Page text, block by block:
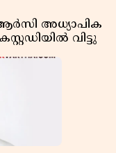
അധ്യാപിക
വിട്ടു